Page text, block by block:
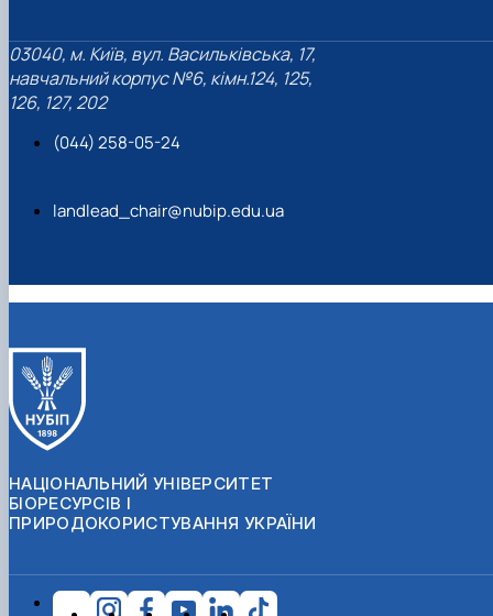
03040, м. Київ, вул. Васильківська, 17,
навчальний корпус №6, кімн.124, 125,
126, 127, 202
(044) 258-05-24
landlead_chair@nubip.edu.ua
НАЦІОНАЛЬНИЙ УНІВЕРСИТЕТ
БІОРЕСУРСІВ І
ПРИРОДОКОРИСТУВАННЯ УКРАЇНИ